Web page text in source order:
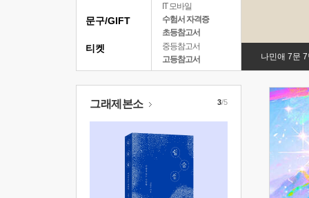
IT 모바일
수험서 자격증
초등참고서
중등참고서
고등참고서
나민애 7문
문구/GIFT
티켓
그래제본소 3/5